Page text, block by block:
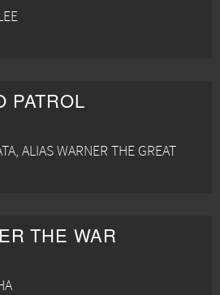
PATROL
ALIAS WARNER THE GREAT
THE WAR